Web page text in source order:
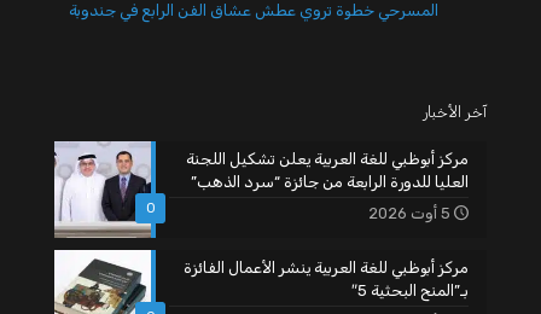
المسرحي خطوة تروي عطش عشاق الفن الرابع في جندوبة
آخر الأخبار
0
مركز أبوظبي للغة العربية يعلن تشكيل اللجنة
العليا للدورة الرابعة من جائزة “سرد الذهب”
5 أوت 2026
مركز أبوظبي للغة العربية ينشر الأعمال الفائزة
بـ”المنح البحثية 5″